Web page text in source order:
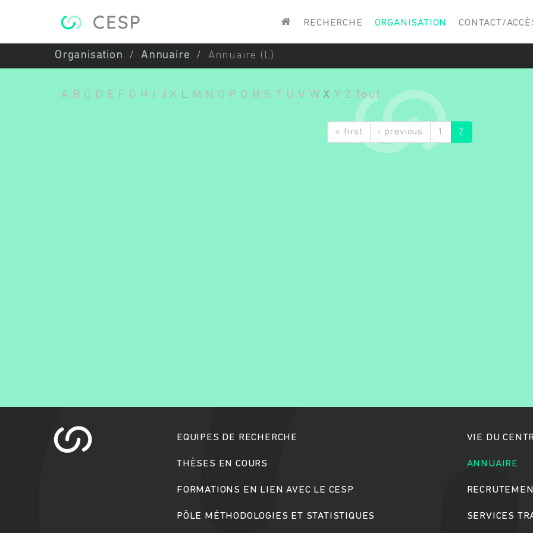
RECHERCHE ORGANISATION CONTACT/
Organisation Annuaire Annuaire (L)
A B C D E F G H J K L M N O P Q R S T U V W X Y Z Tout
« first ‹ previous 1 2
EQUIPES DE RECHERCHE
THÈSES EN COURS
FORMATIONS EN LIEN AVEC LE CESP
PÔLE MÉTHODOLOGIES ET STATISTIQUES
VIE DU
ANNUAIRE
SERVICES